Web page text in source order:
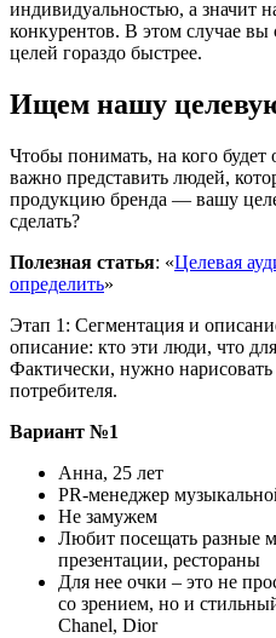
индивидуальностью, а значит
конкурентов. В этом случае
целей гораздо быстрее.
Ищем нашу
Чтобы понимать, на кого будет
важно представить людей,
продукцию бренда — вашу
сделать?
Полезная статья: «Целевая
определить»
Этап 1: Сегментация и
описание: кто эти люди, что
Фактически, нужно
потребителя.
Вариант №1
Анна, 25 лет
PR-менеджер
Не замужем
Любит посещать разные
презентации, рестораны
Для нее очки – это не
со зрением, но и
Chanel, Dior